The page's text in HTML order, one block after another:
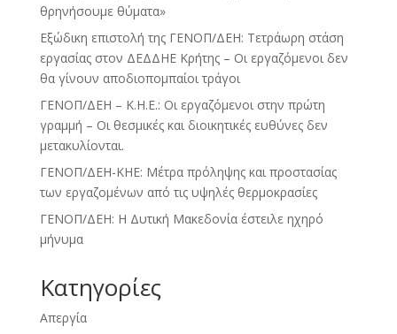
θρηνήσουμε θύματα»
Εξώδικη επιστολή της ΓΕΝΟΠ/ΔΕΗ: Τετράωρη στάση
εργασίας στον ΔΕΔΔΗΕ Κρήτης – Οι εργαζόμενοι δεν
θα γίνουν αποδιοπομπαίοι τράγοι
ΓΕΝΟΠ/ΔΕΗ – Κ.Η.Ε.: Οι εργαζόμενοι στην πρώτη
γραμμή – Οι θεσμικές και διοικητικές ευθύνες δεν
μετακυλίονται.
ΓΕΝΟΠ/ΔΕΗ-ΚΗΕ: Μέτρα πρόληψης και προστασίας
των εργαζομένων από τις υψηλές θερμοκρασίες
ΓΕΝΟΠ/ΔΕΗ: Η Δυτική Μακεδονία έστειλε ηχηρό
μήνυμα
Kατηγορίες
Απεργία